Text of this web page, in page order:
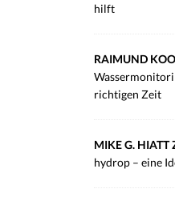
hilft
RAIMUND
richtigen Zeit
MIKE G. HIATT
hydrop – eine